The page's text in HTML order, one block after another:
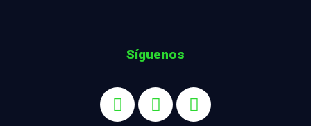
Síguenos